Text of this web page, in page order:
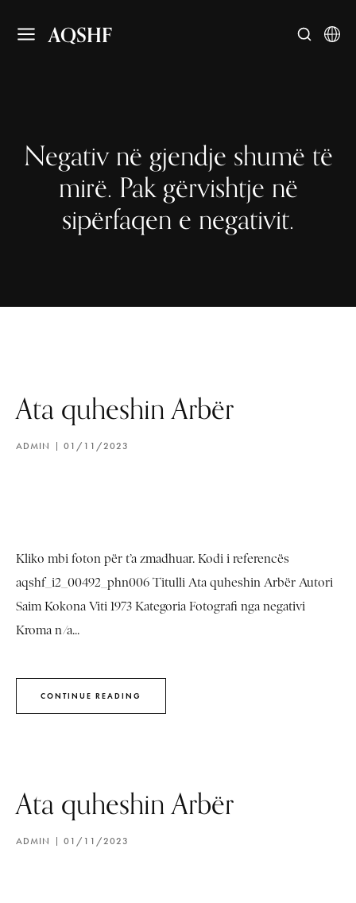
AQSHF
Negativ në gjendje shumë të
mirë. Pak gërvishtje në
sipërfaqen e negativit.
Ata quheshin Arbër
ADMIN 01/11/2023
Kliko mbi foton për t’a zmadhuar. Kodi i referencës
aqshf_i2_00492_phn006 Titulli Ata quheshin Arbër Autori
Saim Kokona Viti 1973 Kategoria Fotografi nga negativi
Kroma n/a...
CONTINUE READING
Ata quheshin Arbër
ADMIN 01/11/2023